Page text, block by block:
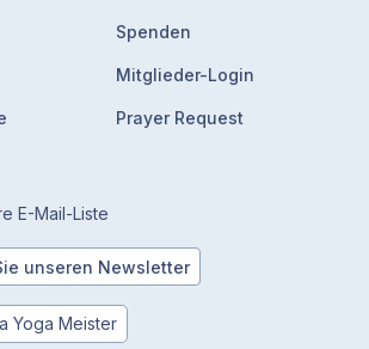
Spenden
Mitglieder-Login
Prayer Request
E-Mail-Liste
unseren Newsletter
Yoga Meister